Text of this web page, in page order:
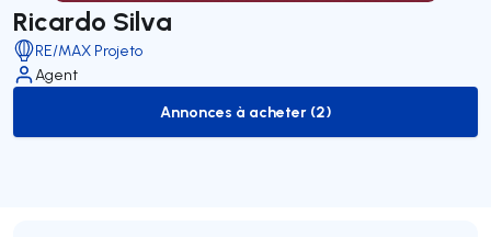
Ricardo Silva
RE/MAX Projeto
Agent
to-buy-listing
Annonces à acheter (2)